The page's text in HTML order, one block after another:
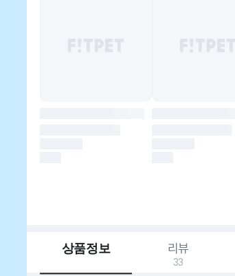
상품정보 리뷰
33